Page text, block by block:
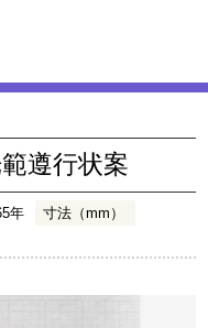
遵行状案
年
寸法（mm）